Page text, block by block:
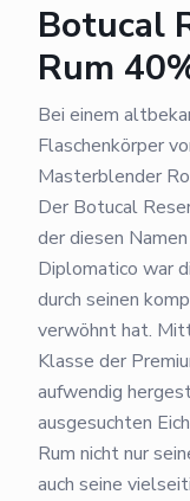
Botucal
Rum
Bei einem
Flaschenkörper
Masterblender
Der Botucal
der diesen
Diplomatico war
durch seinen
verwöhnt hat.
Klasse der
aufwendig
ausgesuchten
Rum nicht nur
auch seine